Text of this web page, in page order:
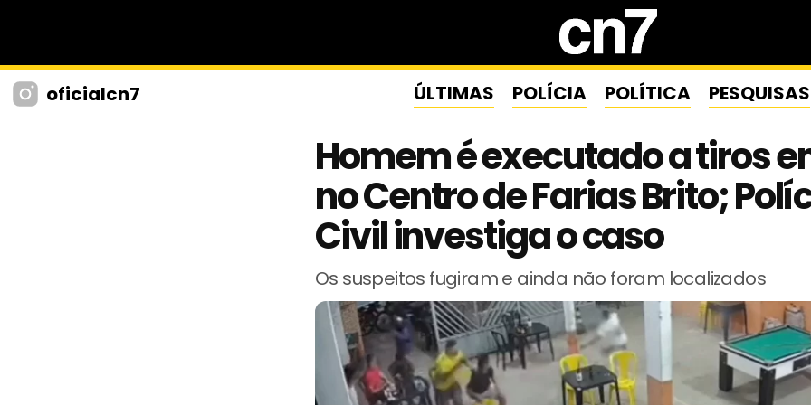
oficialcn7 ÚLTIMAS POLÍCIA POLÍTICA PESQUISAS
Homem é executado a tiros
no Centro de Farias Brito;
Civil investiga o caso
Os suspeitos fugiram e ainda não foram localizados